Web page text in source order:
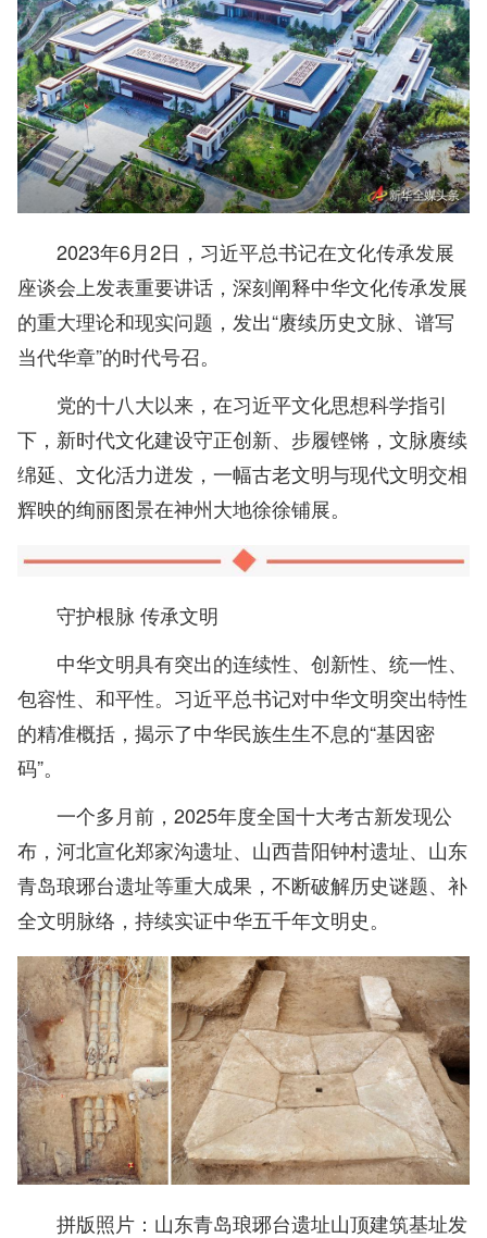
2023年6月2日，习近平总书记在文化传承发展
座谈会上发表重要讲话，深刻阐释中华文化传承发展
的重大理论和现实问题，发出“赓续历史文脉、谱写
当代华章”的时代号召。
党的十八大以来，在习近平文化思想科学指引
下，新时代文化建设守正创新、步履铿锵，文脉赓续
绵延、文化活力迸发，一幅古老文明与现代文明交相
辉映的绚丽图景在神州大地徐徐铺展。
守护根脉 传承文明
中华文明具有突出的连续性、创新性、统一性、
包容性、和平性。习近平总书记对中华文明突出特性
的精准概括，揭示了中华民族生生不息的“基因密
码”。
一个多月前，2025年度全国十大考古新发现公
布，河北宣化郑家沟遗址、山西昔阳钟村遗址、山东
青岛琅琊台遗址等重大成果，不断破解历史谜题、补
全文明脉络，持续实证中华五千年文明史。
拼版照片：山东青岛琅琊台遗址山顶建筑基址发